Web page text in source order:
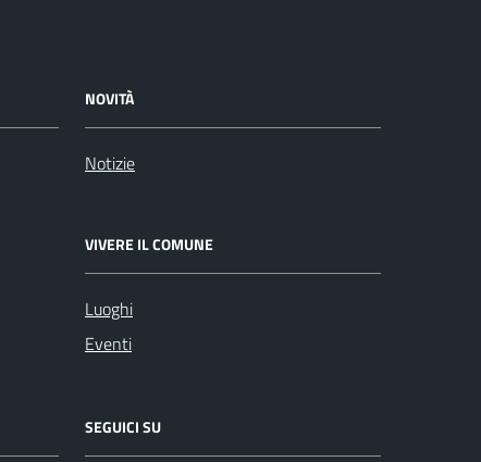
NOVITÀ
Notizie
VIVERE IL COMUNE
Luoghi
Eventi
SEGUICI SU